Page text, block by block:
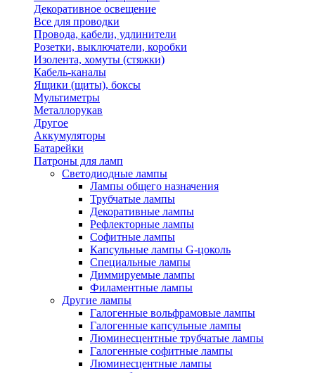
Декоративное освещение
Все для проводки
Провода, кабели, удлинители
Розетки, выключатели, коробки
Изолента, хомуты (стяжки)
Кабель-каналы
Ящики (щиты), боксы
Мультиметры
Металлорукав
Другое
Аккумуляторы
Батарейки
Патроны для ламп
Светодиодные лампы
Лампы общего назначения
Трубчатые лампы
Декоративные лампы
Рефлекторные лампы
Софитные лампы
Капсульные лампы G-цоколь
Специальные лампы
Диммируемые лампы
Филаментные лампы
Другие лампы
Галогенные вольфрамовые лампы
Галогенные капсульные лампы
Люминесцентные трубчатые лампы
Галогенные софитные лампы
Люминесцентные лампы